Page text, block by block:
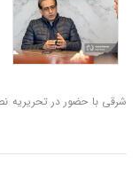
شرقی با حضور در تحریریه